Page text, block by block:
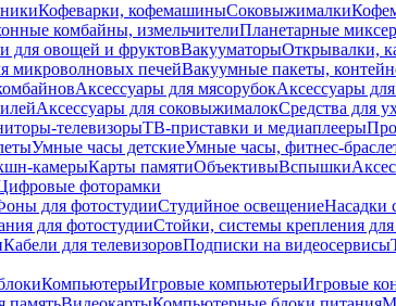
Кофеварки, кофемашиныСоковыжималки
комбайны, измельчителиПланетарные
для овощей и фруктовВакууматорыОткрывалки,
микроволновых печейВакуумные пакеты,
Аксессуары для мясорубокАксессуары
Аксессуары для соковыжималокСредства для
телевизорыТВ-приставки и медиаплееры
Умные часы детскиеУмные часы, фитнес-
камерыКарты памятиОбъективыВспышки
фоторамки
для фотостудииСтудийное освещениеНасадки
для фотостудииСтойки, системы крепления
Кабели для телевизоровПодписки на видеосервисы
КомпьютерыИгровые компьютерыИгровые